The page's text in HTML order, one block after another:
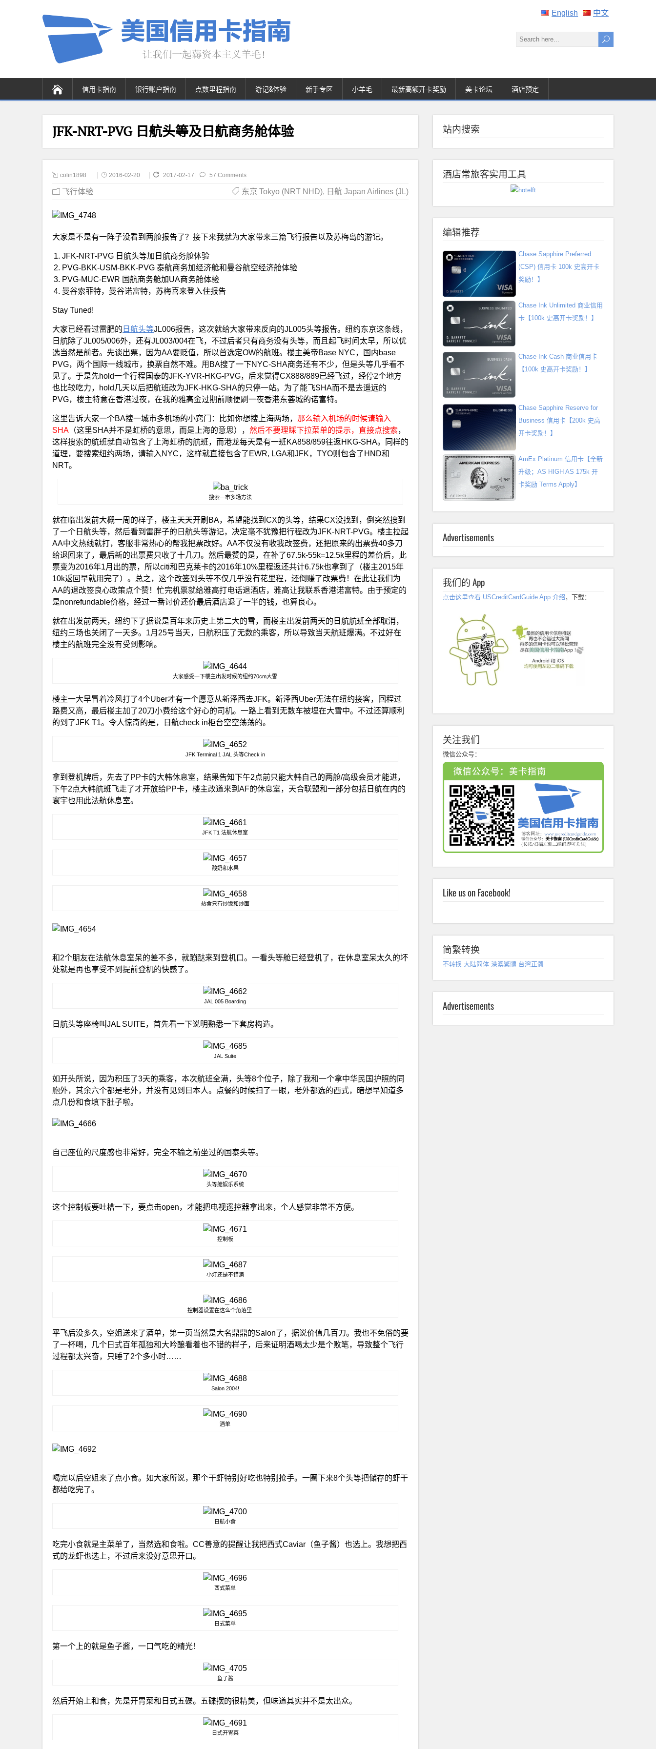
English 中文
信用卡指南 银行账户指南 点数里程指南 游记&体验 新手专区 小羊毛 最新高额开卡奖励 美卡论坛 酒店预定
JFK-NRT-PVG 日航头等及日航商务舱体验
colin1898 2016-02-20 2017-02-17 57 Comments
飞行体验 东京 Tokyo (NRT NHD), 日航 Japan Airlines (JL)
大家是不是有一阵子没看到两舱报告了？接下来我就为大家带来三篇飞行报告以及苏梅岛的游记。
JFK-NRT-PVG 日航头等加日航商务舱体验
PVG-BKK-USM-BKK-PVG 泰航商务加经济舱和曼谷航空经济舱体验
PVG-MUC-EWR 国航商务舱加UA商务舱体验
曼谷索菲特，曼谷诺富特，苏梅喜来登入住报告
Stay Tuned!
大家已经看过雷肥的 日航头等JL006报告，这次就给大家带来反向的JL005头等报告。纽约东京这条线，
日航除了JL005/006外，还有JL003/004在飞，不过后者只有商务没有头等，而且起飞时间太早，所以优
选当然是前者。先谈出票，因为AA要贬值，所以首选定OW的航班。楼主美帝Base NYC，国内base
PVG，两个国际一线城市，换票自然不难。用BA搜了一下NYC-SHA商务还有不少，但是头等几乎看不
见了。于是先hold一个行程国泰的JFK-YVR-HKG-PVG，后来觉得CX888/889已经飞过，经停2个地方
也比较吃力，hold几天以后把航班改为JFK-HKG-SHA的只停一站。为了能飞SHA而不是去遥远的
PVG，楼主特意在香港过夜，在我的雅高金过期前顺便刷一夜香港东荟城的诺富特。
这里告诉大家一个BA搜一城市多机场的小窍门 ：比如你想搜上海两场， 那么输入机场的时候请输入
SHA （这里SHA并不是虹桥的意思，而是上海的意思）， 然后不要理睬下拉菜单的提示，直接点搜索，
这样搜索的航班就自动包含了上海虹桥的航班，而港龙每天是有一班KA858/859往返HKG-SHA。同样的
道理，要搜索纽约两场，请输入NYC，这样就直接包含了EWR, LGA和JFK，TYO则包含了HND和
NRT。
搜索一市多场方法
就在临出发前大概一周的样子，楼主天天开刷BA，希望能找到CX的头等，结果CX没找到，倒突然搜到
了一个日航头等，然后看到雷胖子的日航头等游记，决定毫不犹豫把行程改为JFK-NRT-PVG。楼主拉起
AA中文热线就打，客服非常热心的帮我把票改好。AA不仅没有收我改签费，还把原来的出票费40多刀
给退回来了，最后新的出票费只收了十几刀。然后最赞的是，在补了67.5k-55k=12.5k里程的差价后，此
票变为2016年1月出的票，所以citi和巴克莱卡的2016年10%里程返还共计6.75k也拿到了（楼主2015年
10k返回早就用完了）。总之，这个改签到头等不仅几乎没有花里程，还倒赚了改票费！在此让我们为
AA的退改签良心政策点个赞！忙完机票就给雅高打电话退酒店，雅高让我联系香港诺富特。由于预定的
是nonrefundable价格，经过一番讨价还价最后酒店退了一半的钱，也算良心。
就在出发前两天，纽约下了据说是百年来历史上第二大的雪，而楼主出发前两天的日航航班全部取消，
纽约三场也关闭了一天多。1月25号当天，日航积压了无数的乘客，所以导致当天航班爆满。不过好在
楼主的航班完全没有受到影响。
大家感受一下楼主出发时候的纽约70cm大雪
楼主一大早冒着冷风打了4个Uber才有一个愿意从新泽西去JFK。新泽西Uber无法在纽约接客，回程过
路费又高，最后楼主加了20刀小费给这个好心的司机。一路上看到无数车被埋在大雪中。不过还算顺利
的到了JFK T1。令人惊奇的是，日航check in柜台空空荡荡的。
JFK Terminal 1 JAL 头等Check in
拿到登机牌后，先去了PP卡的大韩休息室，结果告知下午2点前只能大韩自己的两舱/高级会员才能进，
下午2点大韩航班飞走了才开放给PP卡，楼主改道来到AF的休息室，天合联盟和一部分包括日航在内的
寰宇也用此法航休息室。
JFK T1 法航休息室
酸奶和水果
热食只有炒饭和炒面
和2个朋友在法航休息室呆的差不多，就蹦跶来到登机口。一看头等舱已经登机了，在休息室呆太久的坏
处就是再也享受不到提前登机的快感了。
JAL 005 Boarding
日航头等座椅叫JAL SUITE，首先看一下说明熟悉一下套房构造。
JAL Suite
如开头所说，因为积压了3天的乘客，本次航班全满，头等8个位子，除了我和一个拿中华民国护照的同
胞外，其余六个都是老外，并没有见到日本人。点餐的时候扫了一眼，老外都选的西式，暗想早知道多
点几份和食填下肚子啦。
自己座位的尺度感也非常好，完全不输之前坐过的国泰头等。
头等舱娱乐系统
这个控制板要吐槽一下，要点击open，才能把电视遥控器拿出来，个人感觉非常不方便。
控制板
小灯还是不错滴
控制器设置在这么个角落里……
平飞后没多久，空姐送来了酒单，第一页当然是大名鼎鼎的Salon了，据说价值几百刀。我也不免俗的要
了一杯喝，几个日式百年孤独和大吟酿看着也不错的样子，后来证明酒喝太少是个败笔，导致整个飞行
过程都太兴奋，只睡了2个多小时……
Salon 2004!
酒单
喝完以后空姐来了点小食。如大家所说，那个干虾特别好吃也特别抢手。一圈下来8个头等把储存的虾干
都给吃完了。
日航小食
吃完小食就是主菜单了，当然选和食啦。CC善意的提醒让我把西式Caviar（鱼子酱）也选上。我想把西
式的龙虾也选上，不过后来没好意思开口。
西式菜单
日式菜单
第一个上的就是鱼子酱，一口气吃的精光！
鱼子酱
然后开始上和食，先是开胃菜和日式五碟。五碟摆的很精美，但味道其实并不是太出众。
日式开胃菜
站内搜索
酒店常旅客实用工具
编辑推荐
Chase Sapphire Preferred
(CSP) 信用卡 100k 史高开卡
奖励！】
Chase Ink Unlimited 商业信用
卡【100k 史高开卡奖励！】
Chase Ink Cash 商业信用卡
【100k 史高开卡奖励！】
Chase Sapphire Reserve for
Business 信用卡【200k 史高
开卡奖励！】
AmEx Platinum 信用卡【全新
升级；AS HIGH AS 175k 开
卡奖励 Terms Apply】
Advertisements
我们的 App
点击这里查看 USCreditCardGuide App 介绍 ，下载：
关注我们
微信公众号：
Like us on Facebook!
简繁转换
不转换 大陆简体 港澳繁體 台灣正體
Advertisements